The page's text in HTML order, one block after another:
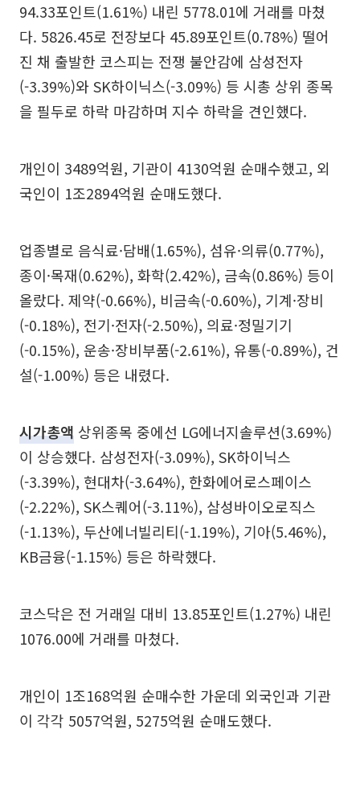
94.33포인트(1.61%) 내린 5778.01에 거래를 마쳤
다. 5826.45로 전장보다 45.89포인트(0.78%) 떨어
진 채 출발한 코스피는 전쟁 불안감에 삼성전자
(-3.39%)와 SK하이닉스(-3.09%) 등 시총 상위 종목
을 필두로 하락 마감하며 지수 하락을 견인했다.
개인이 3489억원, 기관이 4130억원 순매수했고, 외
국인이 1조2894억원 순매도했다.
업종별로 음식료·담배(1.65%), 섬유·의류(0.77%),
종이·목재(0.62%), 화학(2.42%), 금속(0.86%) 등이
올랐다. 제약(-0.66%), 비금속(-0.60%), 기계·장비
(-0.18%), 전기·전자(-2.50%), 의료·정밀기기
(-0.15%), 운송·장비부품(-2.61%), 유통(-0.89%), 건
설(-1.00%) 등은 내렸다.
시가총액 상위종목 중에선 LG에너지솔루션(3.69%)
이 상승했다. 삼성전자(-3.09%), SK하이닉스
(-3.39%), 현대차(-3.64%), 한화에어로스페이스
(-2.22%), SK스퀘어(-3.11%), 삼성바이오로직스
(-1.13%), 두산에너빌리티(-1.19%), 기아(5.46%),
KB금융(-1.15%) 등은 하락했다.
코스닥은 전 거래일 대비 13.85포인트(1.27%) 내린
1076.00에 거래를 마쳤다.
개인이 1조168억원 순매수한 가운데 외국인과 기관
이 각각 5057억원, 5275억원 순매도했다.